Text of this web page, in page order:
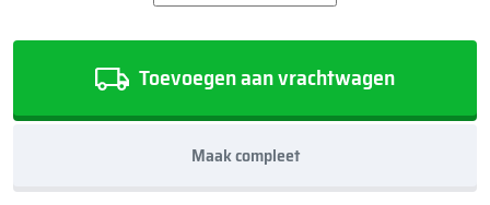
Toevoegen aan vrachtwagen
Maak compleet